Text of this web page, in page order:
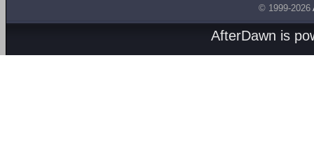
© 1999-2026
AfterDawn is